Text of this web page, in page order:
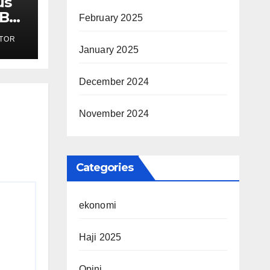
February 2025
January 2025
December 2024
November 2024
Categories
ekonomi
Haji 2025